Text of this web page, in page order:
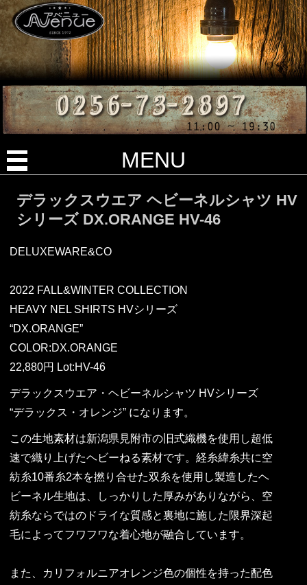
MENU
デラックスウエア ヘビーネルシャツ HV
シリーズ DX.ORANGE HV-46
DELUXEWARE&CO
2022 FALL&WINTER COLLECTION
HEAVY NEL SHIRTS HVシリーズ
“DX.ORANGE”
COLOR:DX.ORANGE
22,880円 Lot:HV-46
デラックスウエア・ヘビーネルシャツ HVシリーズ
“デラックス・オレンジ” になります。
この生地素材は新潟県見附市の旧式織機を使用し超低
速で織り上げたヘビーねる素材です。経糸緯糸共に空
紡糸10番糸2本を撚り合せた双糸を使用し製造したヘ
ビーネル生地は、しっかりした厚みがありながら、空
紡糸ならではのドライな質感と裏地に施した限界深起
毛によってフワフワな着心地が融合しています。
また、カリフォルニアオレンジ色の個性を持った配色